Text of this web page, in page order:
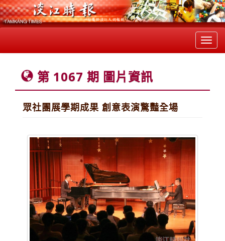
第 1067 期 圖片資訊
眾社團展學期成果 創意表演驚豔全場